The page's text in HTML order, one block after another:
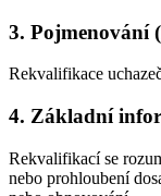
3. Pojmenování
Rekvalifikace
4. Základní
Rekvalifikací se
nebo prohloubení